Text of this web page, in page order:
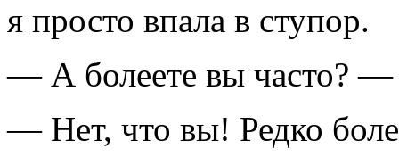
я просто впала в ступор.
— А болеете вы часто? —
— Нет, что вы! Редко